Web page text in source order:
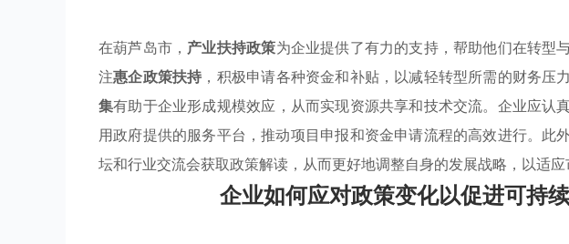
在葫芦岛市， 产业扶持政策为企业提供了有力的支持，帮助他们在转型
注惠企政策扶持 ，积极申请各种资金和补贴，以减轻转型所需的财务压
集有助于企业形成规模效应，从而实现资源共享和技术交流。企业应认
用政府提供的服务平台，推动项目申报和资金申请流程的高效进行。此
坛和行业交流会获取政策解读，从而更好地调整自身的发展战略，以适应
企业如何应对政策变化以促进可持